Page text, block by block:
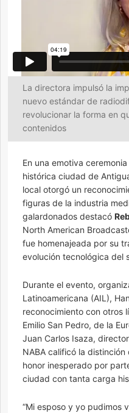
La directora impulsó la
nuevo estándar de
revolucionar la forma en
contenidos
En una emotiva
histórica ciudad de
local otorgó un
figuras de la industria
galardonados destacó
North American
fue homenajeada por su
evolución tecnológica del
Durante el evento,
Latinoamericana (AIL),
reconocimiento con otros
Emilio San Pedro, de la
Juan Carlos Isaza,
NABA calificó la distinción
honor inesperado por
ciudad con tanta carga
“Mi esposo y yo pudimos